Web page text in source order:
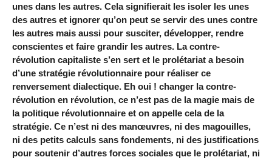
unes dans les autres. Cela signifierait les isoler les unes
des autres et ignorer qu’on peut se servir des unes contre
les autres mais aussi pour susciter, développer, rendre
conscientes et faire grandir les autres. La contre-
révolution capitaliste s’en sert et le prolétariat a besoin
d’une stratégie révolutionnaire pour réaliser ce
renversement dialectique. Eh oui ! changer la contre-
révolution en révolution, ce n’est pas de la magie mais de
la politique révolutionnaire et on appelle cela de la
stratégie. Ce n’est ni des manœuvres, ni des magouilles,
ni des petits calculs sans fondements, ni des justifications
pour soutenir d’autres forces sociales que le prolétariat, ni